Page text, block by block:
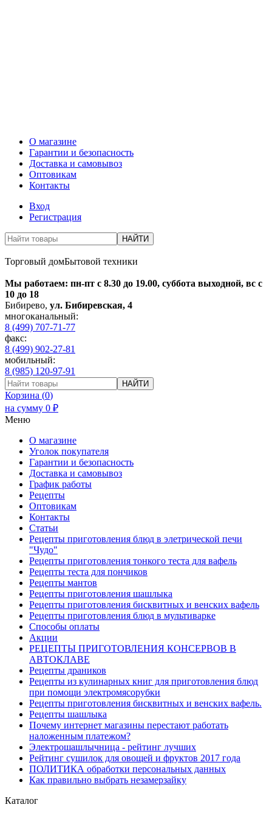
О магазине
Гарантии и безопасность
Доставка и самовывоз
Оптовикам
Контакты
Вход
Регистрация
НАЙТИ
Торговый домБытовой техники
Мы работаем: пн-пт с 8.30 до 19.00, суббота выходной, вс с
10 до 18
Бибирево, ул. Бибиревская, 4
многоканальный:
8 (499) 707-71-77
факс:
8 (499) 902-27-81
мобильный:
8 (985) 120-97-91
НАЙТИ
Корзина (0)
на сумму 0 ₽
Меню
О магазине
Уголок покупателя
Гарантии и безопасность
Доставка и самовывоз
График работы
Рецепты
Оптовикам
Контакты
Статьи
Рецепты приготовления блюд в элетрической печи
"Чудо"
Рецепты приготовления тонкого теста для вафель
Рецепты теста для пончиков
Рецепты мантов
Рецепты приготовления шашлыка
Рецепты приготовления бисквитных и венских вафель
Рецепты приготовления блюд в мультиварке
Способы оплаты
Акции
РЕЦЕПТЫ ПРИГОТОВЛЕНИЯ КОНСЕРВОВ В
АВТОКЛАВЕ
Рецепты драников
Рецепты из кулинарных книг для приготовления блюд
при помощи электромясорубки
Рецепты приготовления бисквитных и венских вафель.
Рецепты шашлыка
Почему интернет магазины перестают работать
наложенным платежом?
Электрошашлычница - рейтинг лучших
Рейтинг сушилок для овощей и фруктов 2017 года
ПОЛИТИКА обработки персональных данных
Как правильно выбрать незамерзайку
Каталог